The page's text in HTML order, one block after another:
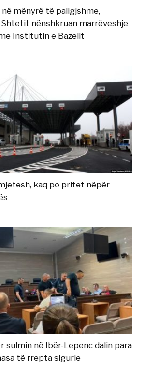
mënyrë të paligjshme,
nënshkruan marrëveshje
Institutin e Bazelit
kaq po pritet nëpër
sulmin në Ibër-Lepenc dalin para
të rrepta sigurie